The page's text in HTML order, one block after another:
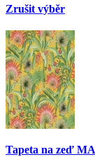
Zrušit výběr
Tapeta na zeď